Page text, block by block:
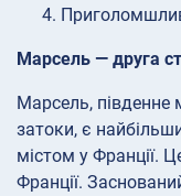
Марсель — друга
Марсель, південне
затоки, є
містом у Франції.
Франції.